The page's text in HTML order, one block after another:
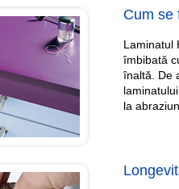
Cum se
Laminatul
îmbibată
înaltă. De
la